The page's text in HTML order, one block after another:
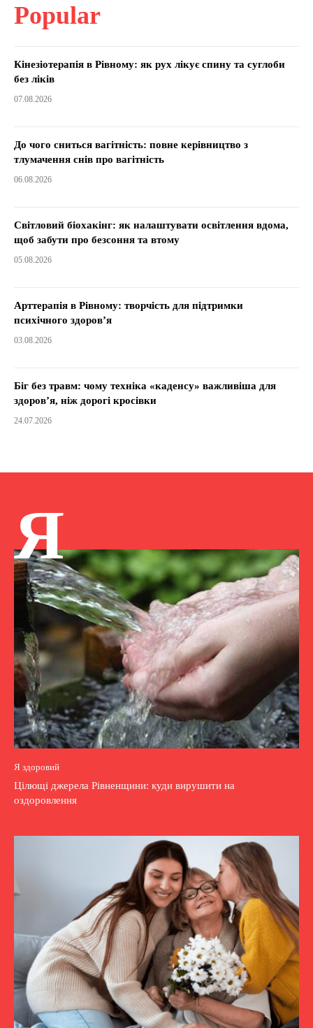
Popular
Кінезіотерапія в Рівному: як рух лікує спину та суглоби
без ліків
07.08.2026
До чого сниться вагітність: повне керівництво з
тлумачення снів про вагітність
06.08.2026
Світловий біохакінг: як налаштувати освітлення вдома,
щоб забути про безсоння та втому
05.08.2026
Арттерапія в Рівному: творчість для підтримки
психічного здоров’я
03.08.2026
Біг без травм: чому техніка «каденсу» важливіша для
здоров’я, ніж дорогі кросівки
24.07.2026
Я
Я здоровий
Цілющі джерела Рівненщини: куди вирушити на
оздоровлення